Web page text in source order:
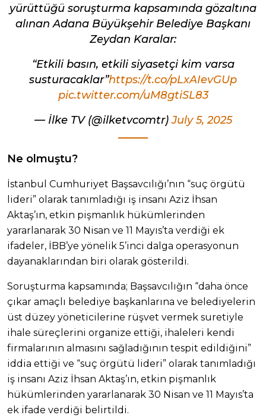
yürüttüğü soruşturma kapsamında gözaltına
alınan Adana Büyükşehir Belediye Başkanı
Zeydan Karalar:
“Etkili basın, etkili siyasetçi kim varsa
susturacaklar”https://t.co/pLxAIevGUp
pic.twitter.com/uM8gtiSL83
— İlke TV (@ilketvcomtr)July 5, 2025
Ne olmuştu?
İstanbul Cumhuriyet Başsavcılığı’nın “suç örgütü
lideri” olarak tanımladığı iş insanı Aziz İhsan
Aktaş’ın, etkin pişmanlık hükümlerinden
yararlanarak 30 Nisan ve 11 Mayıs’ta verdiği ek
ifadeler, İBB’ye yönelik 5’inci dalga operasyonun
dayanaklarından biri olarak gösterildi.
Soruşturma kapsamında; Başsavcılığın “daha önce
çıkar amaçlı belediye başkanlarına ve belediyelerin
üst düzey yöneticilerine rüşvet vermek suretiyle
ihale süreçlerini organize ettiği, ihaleleri kendi
firmalarının almasını sağladığının tespit edildiğini”
iddia ettiği ve “suç örgütü lideri” olarak tanımladığı
iş insanı Aziz İhsan Aktaş’ın, etkin pişmanlık
hükümlerinden yararlanarak 30 Nisan ve 11 Mayıs’ta
ek ifade verdiği belirtildi.